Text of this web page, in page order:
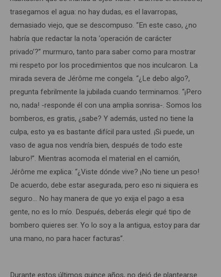
trasegamos el agua: no hay dudas, es el lavarropas,
demasiado viejo, que se descompuso. “En este caso, ¿no
habría que redactar la nota ‘operación de carácter
privado’?” murmuro, tanto para saber como para mostrar
mi respeto por los procedimientos que nos inculcaron. La
mirada severa de Jérôme me congela. “¿Le debo algo?,
pregunta febrilmente la jubilada cuando terminamos. “¡Pero
no, nada! -responde él con una amplia sonrisa-. Somos los
bomberos, es gratis, ¿sabe? Y además, usted no tiene la
culpa, esto ya es bastante difícil para usted. ¡Si puede, un
vaso de agua nos vendría bien, después de todo este
laburo!”. Mientras acomoda el material en el camión,
Jérôme me explica: “¿Viste dónde vive? ¡No tiene un peso!
De acuerdo, debe estar asegurada, pero eso ni siquiera es
seguro… No hay manera de que yo exija el pago a esa
gente, no es lo mío. Después, deberás elegir qué tipo de
bombero quieres ser. Yo lo soy a la antigua, estoy para dar
una mano, no para hacer facturas”.